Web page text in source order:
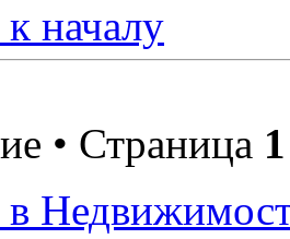
началу
• Страница 1
в